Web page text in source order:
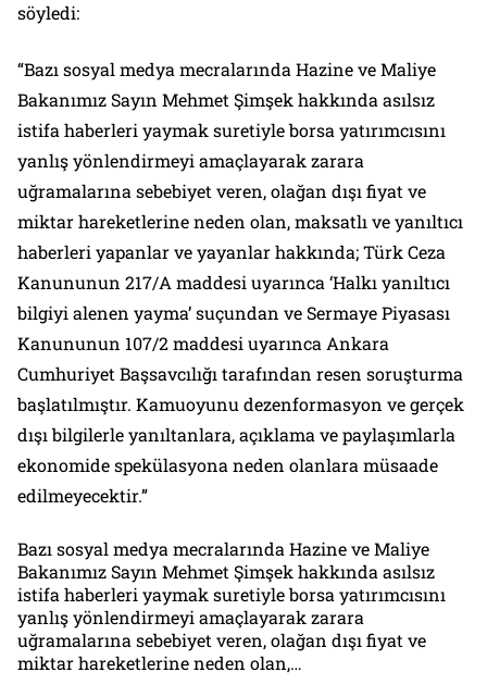
söyledi:
“Bazı sosyal medya mecralarında Hazine ve Maliye
Bakanımız Sayın Mehmet Şimşek hakkında asılsız
istifa haberleri yaymak suretiyle borsa yatırımcısını
yanlış yönlendirmeyi amaçlayarak zarara
uğramalarına sebebiyet veren, olağan dışı fiyat ve
miktar hareketlerine neden olan, maksatlı ve yanıltıcı
haberleri yapanlar ve yayanlar hakkında; Türk Ceza
Kanununun 217/A maddesi uyarınca ‘Halkı yanıltıcı
bilgiyi alenen yayma’ suçundan ve Sermaye Piyasası
Kanununun 107/2 maddesi uyarınca Ankara
Cumhuriyet Başsavcılığı tarafından resen soruşturma
başlatılmıştır. Kamuoyunu dezenformasyon ve gerçek
dışı bilgilerle yanıltanlara, açıklama ve paylaşımlarla
ekonomide spekülasyona neden olanlara müsaade
edilmeyecektir.”
Bazı sosyal medya mecralarında Hazine ve Maliye
Bakanımız Sayın Mehmet Şimşek hakkında asılsız
istifa haberleri yaymak suretiyle borsa yatırımcısını
yanlış yönlendirmeyi amaçlayarak zarara
uğramalarına sebebiyet veren, olağan dışı fiyat ve
miktar hareketlerine neden olan,…